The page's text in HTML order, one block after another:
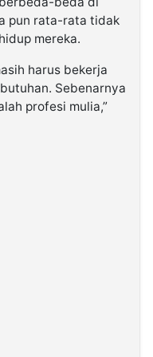
pun rata-rata tidak
mereka.
harus bekerja
Sebenarnya
profesi mulia,”